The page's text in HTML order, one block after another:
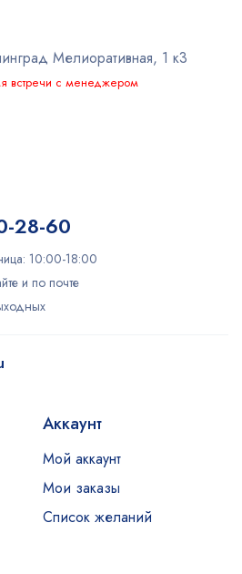
Мелиоративная, 1 к3
встречи с менеджером
28-60
10:00-18:00
и по почте
Аккаунт
Мой аккаунт
Мои заказы
Список желаний